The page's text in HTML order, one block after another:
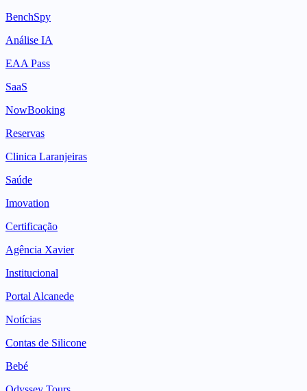
BenchSpy
Análise IA
EAA Pass
SaaS
NowBooking
Reservas
Clinica Laranjeiras
Saúde
Imovation
Certificação
Agência Xavier
Institucional
Portal Alcanede
Notícias
Contas de Silicone
Bebé